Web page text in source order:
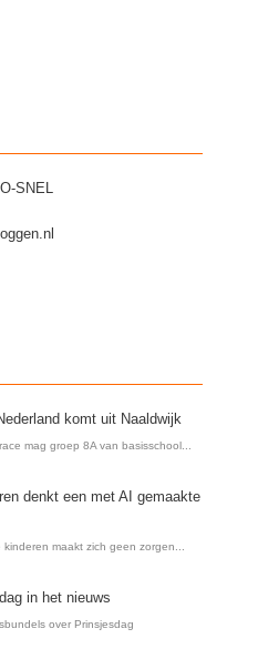
worden
SNEL
komt uit Naaldwijk
mag groep 8A van basisschool...
denkt een met AI gemaakte
maakt zich geen zorgen...
in het nieuws
over Prinsjesdag